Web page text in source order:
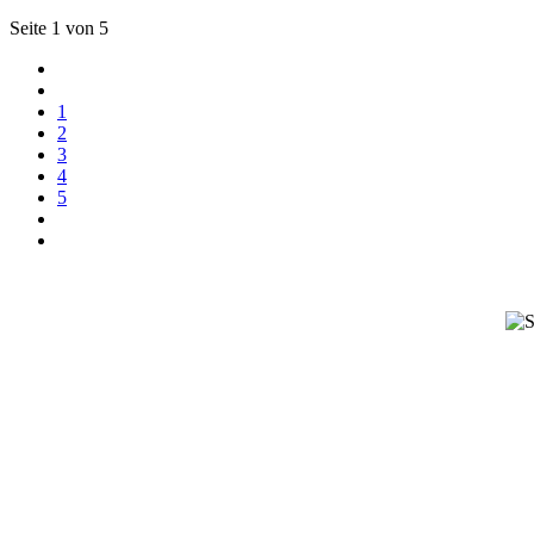
Seite 1 von 5
1
2
3
4
5